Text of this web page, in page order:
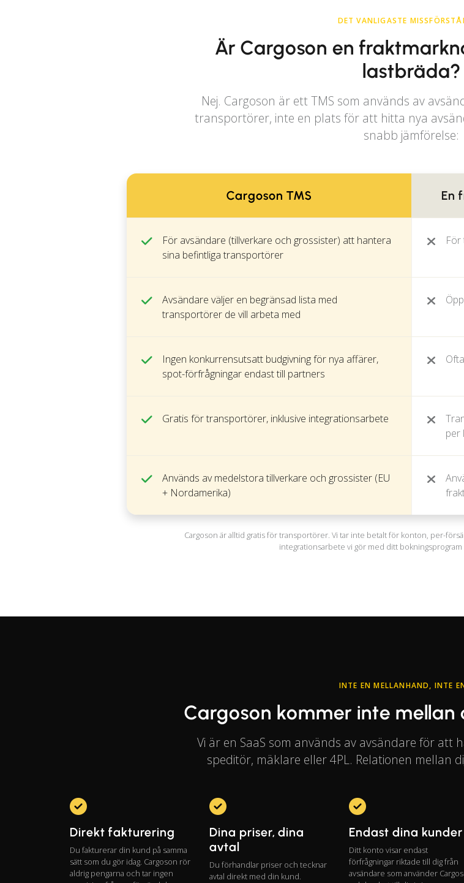
DET VANLIGASTE
Är Cargoson en
lastbräda?
Nej. Cargoson är ett TMS som används av
transportörer, inte en plats för att hitta nya
snabb jämförelse:
Cargoson TMS En
För avsändare (tillverkare och grossister) att hantera
sina befintliga transportörer
Avsändare väljer en begränsad lista med
transportörer de vill arbeta med
Ingen konkurrensutsatt budgivning för nya affärer,
spot-förfrågningar endast till partners
Gratis för transportörer, inklusive integrationsarbete
per
Används av medelstora tillverkare och grossister (EU
+ Nordamerika)
Cargoson är alltid gratis för transportörer. Vi tar inte betalt för konton, per-
integrationsarbete vi gör med ditt
INTE EN MELLANHAND, INTE
Cargoson kommer inte mellan
Vi är en SaaS som används av avsändare för att
speditör, mäklare eller 4PL. Relationen mellan
Direkt fakturering
Du fakturerar din kund på samma
sätt som du gör idag. Cargoson rör
aldrig pengarna och tar ingen
Dina priser, dina
avtal
Du förhandlar priser och tecknar
avtal direkt med din kund.
Endast dina kunder
Ditt konto visar endast
förfrågningar riktade till dig från
avsändare som använder